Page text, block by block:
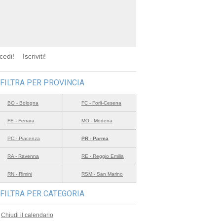
Iscriviti!
FILTRA PER PROVINCIA
BO - Bologna FC - Forlì-Cesena
FE - Ferrara MO - Modena
PC - Piacenza PR - Parma
RA - Ravenna RE - Reggio Emilia
RN - Rimini RSM - San Marino
FILTRA PER CATEGORIA
Chiudi il calendario